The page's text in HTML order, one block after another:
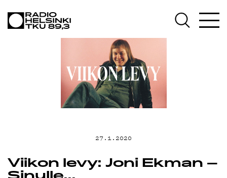
OHJELMAT
TEKIJÄT
ON-DEMAND
27.1.2020
Viikon levy: Joni Ekman –